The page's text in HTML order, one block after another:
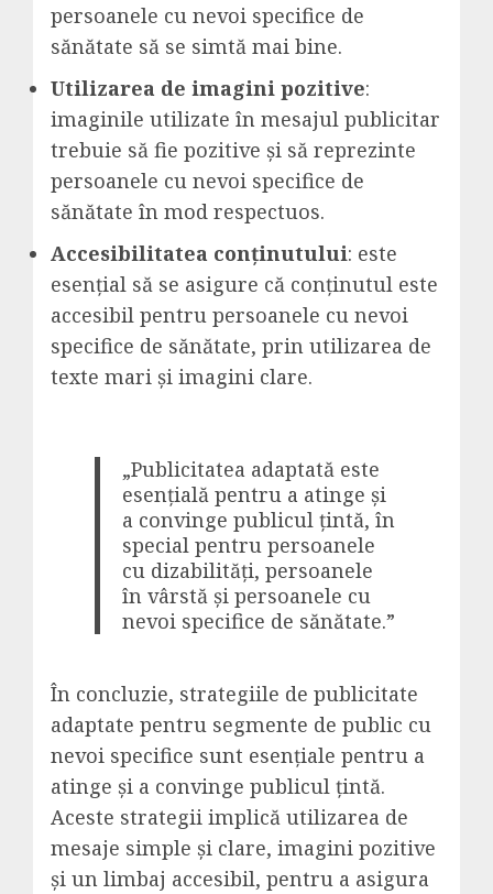
persoanele cu nevoi specifice de
sănătate să se simtă mai bine.
Utilizarea de imagini pozitive:
imaginile utilizate în mesajul publicitar
trebuie să fie pozitive și să reprezinte
persoanele cu nevoi specifice de
sănătate în mod respectuos.
Accesibilitatea conținutului: este
esențial să se asigure că conținutul este
accesibil pentru persoanele cu nevoi
specifice de sănătate, prin utilizarea de
texte mari și imagini clare.
„Publicitatea adaptată este
esențială pentru a atinge și
a convinge publicul țintă, în
special pentru persoanele
cu dizabilități, persoanele
în vârstă și persoanele cu
nevoi specifice de sănătate.”
În concluzie, strategiile de publicitate
adaptate pentru segmente de public cu
nevoi specifice sunt esențiale pentru a
atinge și a convinge publicul țintă.
Aceste strategii implică utilizarea de
mesaje simple și clare, imagini pozitive
și un limbaj accesibil, pentru a asigura